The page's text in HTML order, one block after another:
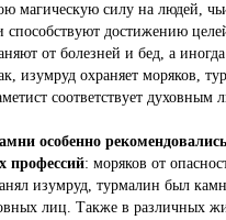
магическую силу на людей,
способствуют достижению
от болезней и бед, а
изумруд охраняет моряков,
соответствует духовным
особенно
профессий: моряков от
изумруд, турмалин был
лиц. Также в различных